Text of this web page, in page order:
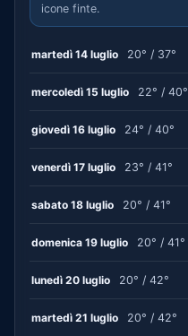
icone finte.
martedì 14 luglio 20° / 37°
mercoledì 15 luglio 22° / 40°
giovedì 16 luglio 24° / 40°
venerdì 17 luglio 23° / 41°
sabato 18 luglio 20° / 41°
domenica 19 luglio 20° / 41°
lunedì 20 luglio 20° / 42°
martedì 21 luglio 20° / 42°